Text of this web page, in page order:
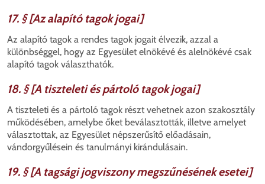
17. § [Az alapító tagok jogai]
Az alapító tagok a rendes tagok jogait élvezik, azzal a
különbséggel, hogy az Egyesület elnökévé és alelnökévé csak
alapító tagok választhatók.
18. § [A tiszteleti és pártoló tagok jogai]
A tiszteleti és a pártoló tagok részt vehetnek azon szakosztály
működésében, amelybe őket beválasztották, illetve amelyet
választottak, az Egyesület népszerűsítő előadásain,
vándorgyűlésein és tanulmányi kirándulásain.
19. § [A tagsági jogviszony megszűnésének esetei]